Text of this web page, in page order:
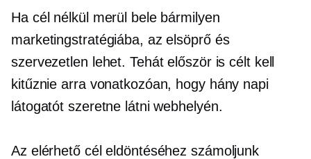
Ha cél nélkül merül bele bármilyen
marketingstratégiába, az elsöprő és
szervezetlen lehet. Tehát először is célt kell
kitűznie arra vonatkozóan, hogy hány napi
látogatót szeretne látni webhelyén.
Az elérhető cél eldöntéséhez számoljunk